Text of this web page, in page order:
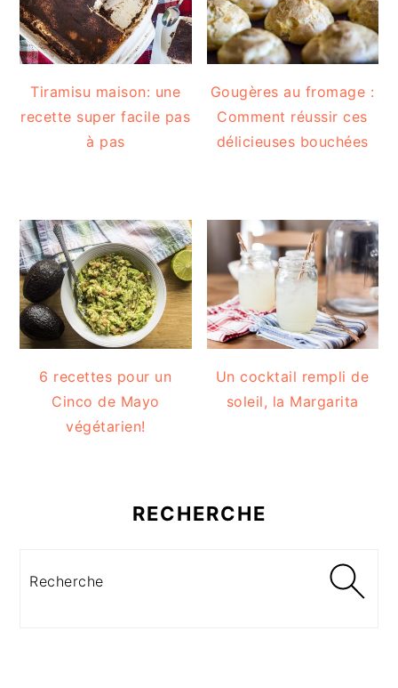
Tiramisu maison: une
recette super facile pas
à pas
Gougères au fromage :
Comment réussir ces
délicieuses bouchées
6 recettes pour un
Cinco de Mayo
végétarien!
Un cocktail rempli de
soleil, la Margarita
RECHERCHE